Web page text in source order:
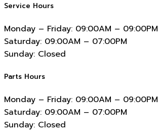
Service Hours
Monday – Friday: 09:00AM – 09:00PM
Saturday: 09:00AM – 07:00PM
Sunday: Closed
Parts Hours
Monday – Friday: 09:00AM – 09:00PM
Saturday: 09:00AM – 07:00PM
Sunday: Closed